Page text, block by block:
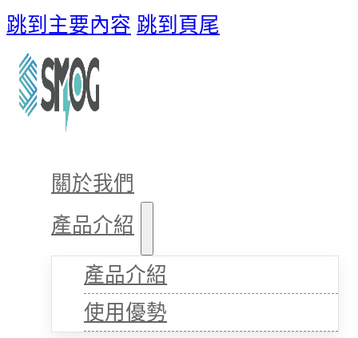
跳到主要內容 跳到頁尾
關於我們
產品介紹
產品介紹
使用優勢